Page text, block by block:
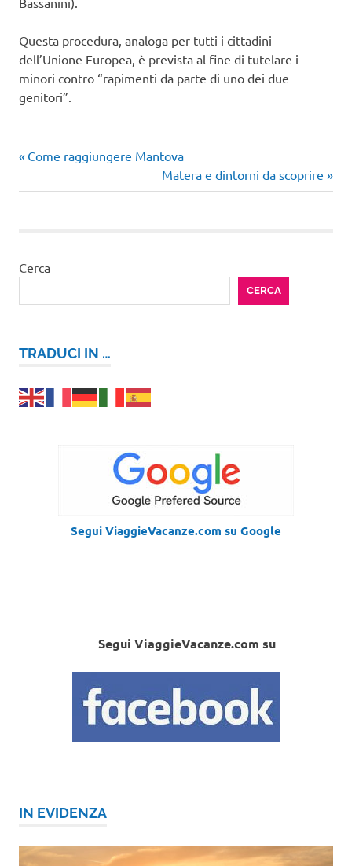
Questa procedura, analoga per tutti i cittadini
dell’Unione Europea, è prevista al fine di tutelare i
minori contro “rapimenti da parte di uno dei due
genitori”.
Navigazione
articoli
Articolo
Come raggiungere Mantova
Articolo
successivo:
Matera e dintorni da scoprire
Cerca
CERCA
TRADUCI IN …
Segui ViaggieVacanze.com su Google
Segui ViaggieVacanze.com su
IN EVIDENZA